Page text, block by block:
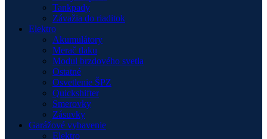
Tankpady
Závažia do riaditok
Elektro
Akumulátory
Merač tlaku
Modul brzdového svetla
Ostatné
Osvetlenie ŠPZ
Quickshifter
Smerovky
Zásuvky
Garážové vybavenie
Elektro